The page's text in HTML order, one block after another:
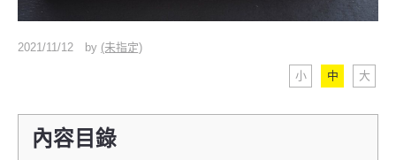
2021/11/12 by (未指定)
小 中 大
內容目錄